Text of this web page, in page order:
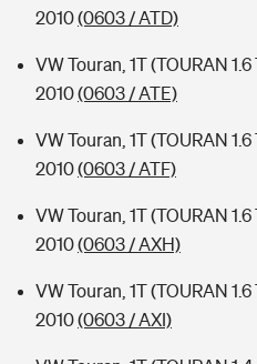
2010(0603 / ATD)
VW Touran, 1T (TOURAN
2010(0603 / ATE)
VW Touran, 1T (TOURAN
2010(0603 / ATF)
VW Touran, 1T (TOURAN
2010(0603 / AXH)
VW Touran, 1T (TOURAN
2010(0603 / AXI)